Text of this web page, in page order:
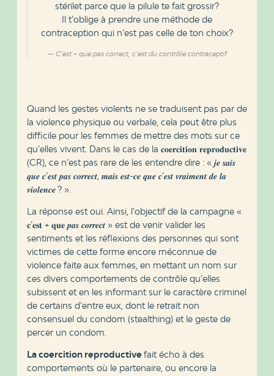
stérilet parce que la pilule te fait grossir?
Il t’oblige à prendre une méthode de
contraception qui n’est pas celle de ton choix?
C’est + que pas correct, c’est du contrôle contraceptif
Quand les gestes violents ne se traduisent pas par de
la violence physique ou verbale, cela peut être plus
difficile pour les femmes de mettre des mots sur ce
qu’elles vivent. Dans le cas de la 𝐜𝐨𝐞𝐫𝐜𝐢𝐭𝐢𝐨𝐧 𝐫𝐞𝐩𝐫𝐨𝐝𝐮𝐜𝐭𝐢𝐯𝐞
(CR), ce n’est pas rare de les entendre dire : « 𝒋𝒆 𝒔𝒂𝒊𝒔
𝒒𝒖𝒆 𝒄’𝒆𝒔𝒕 𝒑𝒂𝒔 𝒄𝒐𝒓𝒓𝒆𝒄𝒕, 𝒎𝒂𝒊𝒔 𝒆𝒔𝒕-𝒄𝒆 𝒒𝒖𝒆 𝒄’𝒆𝒔𝒕 𝒗𝒓𝒂𝒊𝒎𝒆𝒏𝒕 𝒅𝒆 𝒍𝒂
𝒗𝒊𝒐𝒍𝒆𝒏𝒄𝒆 ? ».
La réponse est oui. Ainsi, l’objectif de la campagne «
𝐜’𝐞𝐬𝐭 + 𝐪𝐮𝐞 𝒑𝒂𝒔 𝒄𝒐𝒓𝒓𝒆𝒄𝒕 » est de venir valider les
sentiments et les réflexions des personnes qui sont
victimes de cette forme encore méconnue de
violence faite aux femmes, en mettant un nom sur
ces divers comportements de contrôle qu’elles
subissent et en les informant sur le caractère criminel
de certains d’entre eux, dont le retrait non
consensuel du condom (stealthing) et le geste de
percer un condom.
La coercition reproductive fait écho à des
comportements où le partenaire, ou encore la